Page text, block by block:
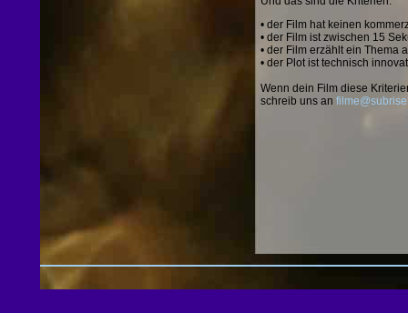
• der Film hat keinen
• der Film ist zwischen 15
• der Film erzählt ein Thema
• der Plot ist technisch
Wenn dein Film diese
schreib uns an